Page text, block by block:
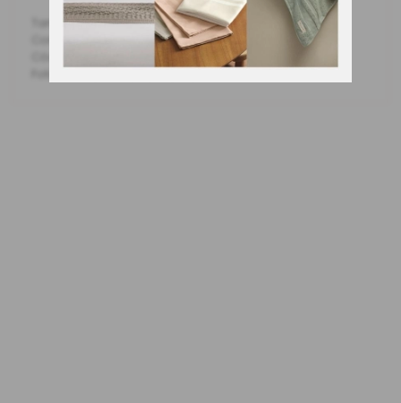
Tamanho: King
Cor: Pistachio (Verde)
Código Fabricante: 3960227